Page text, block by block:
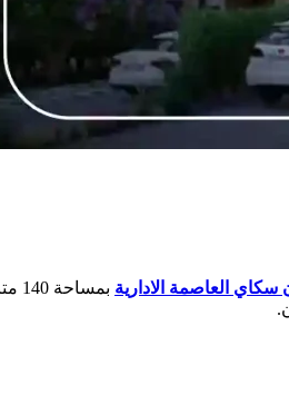
سكاي العاصمة الادارية بمساحة 140 متر تعد خيارًا مثاليًا. تم تطوير المشروع بواسطة